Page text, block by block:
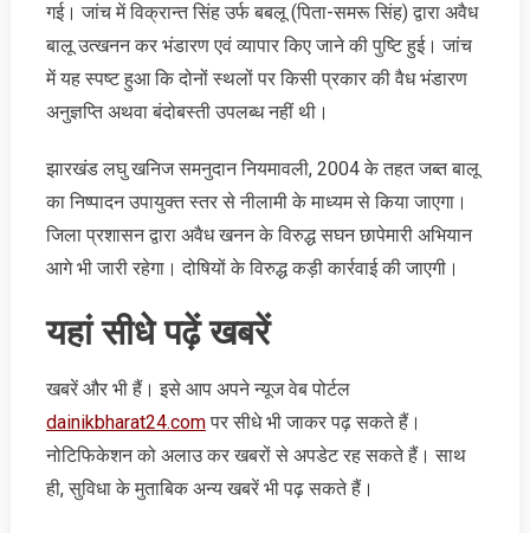
गई। जांच में विक्रान्त सिंह उर्फ बबलू (पिता-समरू सिंह) द्वारा अवैध
बालू उत्खनन कर भंडारण एवं व्यापार किए जाने की पुष्टि हुई। जांच
में यह स्पष्ट हुआ कि दोनों स्थलों पर किसी प्रकार की वैध भंडारण
अनुज्ञप्ति अथवा बंदोबस्ती उपलब्ध नहीं थी।
झारखंड लघु खनिज समनुदान नियमावली, 2004 के तहत जब्‍त बालू
का निष्पादन उपायुक्त स्तर से नीलामी के माध्यम से किया जाएगा।
जिला प्रशासन द्वारा अवैध खनन के विरुद्ध सघन छापेमारी अभियान
आगे भी जारी रहेगा। दोषियों के विरुद्ध कड़ी कार्रवाई की जाएगी।
यहां सीधे पढ़ें खबरें
खबरें और भी हैं। इसे आप अपने न्‍यूज वेब पोर्टल
dainikbharat24.comपर सीधे भी जाकर पढ़ सकते हैं।
नोटिफिकेशन को अलाउ कर खबरों से अपडेट रह सकते हैं। साथ
ही, सुविधा के मुताबिक अन्‍य खबरें भी पढ़ सकते हैं।